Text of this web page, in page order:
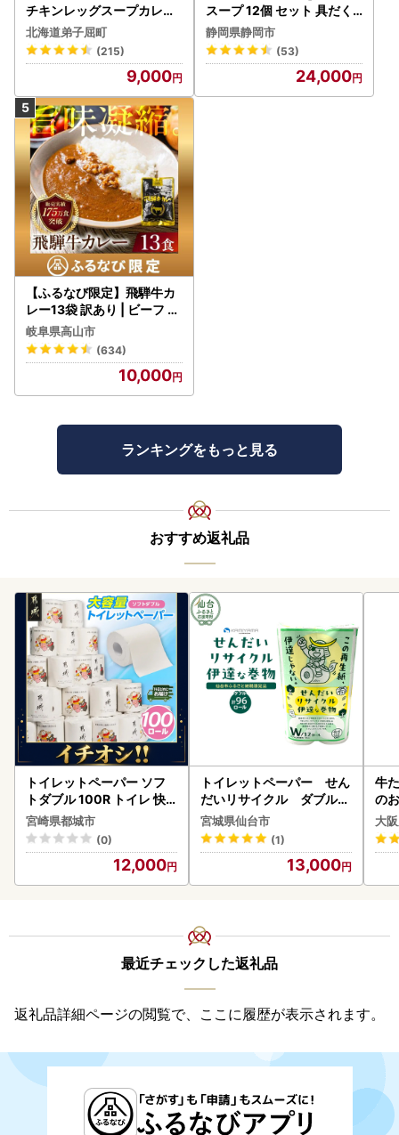
チキンレッグスープカレー
4個 3739
北海道弟子屈町
(215)
9,000
スープ 12個 セット 具だく
さんスープ 朝食 惣菜 国産
野菜 常温保存
静岡県静岡市
(53)
24,000
【ふるなび限定】飛騨牛カ
レー13袋 訳あり | ビーフ レ
トルト 訳あり DC006-CP
01 FN-Limited-VO
岐阜県高山市
(634)
10,000
ランキングをもっと見る
おすすめ返礼品
トイレットペーパー ソフ
トダブル 100R トイレ 快
速〔12-I5-TP100-R〕
宮崎県都城市
(0)
12,000
トイレットペーパー せん
だいリサイクル ダブル9
6ロール｜トイレット
宮城県仙台市
(1)
13,000
牛
の
大
最近チェックした返礼品
返礼品詳細ページの閲覧で、ここに履歴が表示されます。